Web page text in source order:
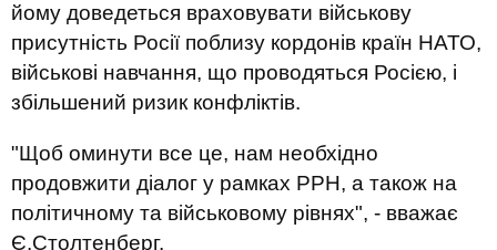
йому доведеться враховувати військову
присутність Росії поблизу кордонів країн НАТО,
військові навчання, що проводяться Росією, і
збільшений ризик конфліктів.
"Щоб оминути все це, нам необхідно
продовжити діалог у рамках РРН, а також на
політичному та військовому рівнях", - вважає
Є.Столтенберг.